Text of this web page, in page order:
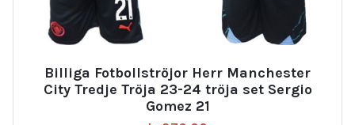
Billiga Fotbollströjor Herr Manchester
City Tredje Tröja 23-24 tröja set Sergio
Gomez 21